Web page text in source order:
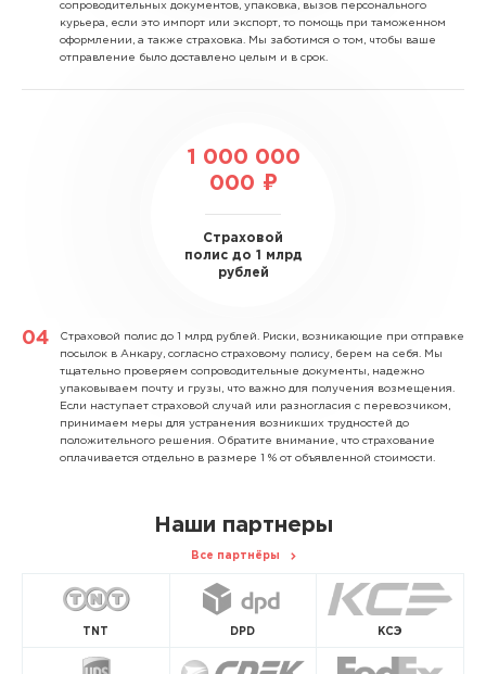
сопроводительных документов, упаковка, вызов персонального
курьера, если это импорт или экспорт, то помощь при таможенном
оформлении, а также страховка. Мы заботимся о том, чтобы ваше
отправление было доставлено целым и в срок.
1 000 000
000 ₽
Страховой
полис до 1 млрд
рублей
Страховой полис до 1 млрд рублей. Риски, возникающие при отправке
посылок в Анкару, согласно страховому полису, берем на себя. Мы
тщательно проверяем сопроводительные документы, надежно
упаковываем почту и грузы, что важно для получения возмещения.
Если наступает страховой случай или разногласия с перевозчиком,
принимаем меры для устранения возникших трудностей до
положительного решения. Обратите внимание, что страхование
оплачивается отдельно в размере 1 % от объявленной стоимости.
Наши партнеры
Все партнёры
TNT DPD КСЭ